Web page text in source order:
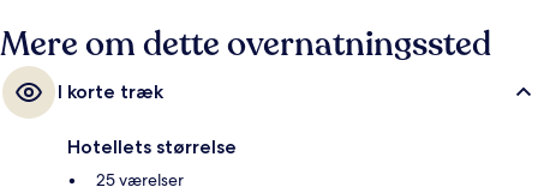
Mere om dette overnatningssted
I korte træk
Hotellets størrelse
25 værelser